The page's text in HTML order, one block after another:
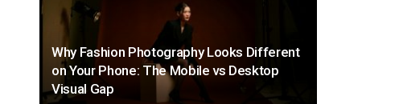
Why Fashion Photography Looks Different
on Your Phone: The Mobile vs Desktop
Visual Gap